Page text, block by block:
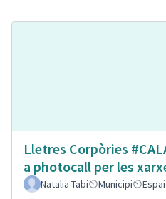
Lletres Corpòries
a photocall per les
Natalia Tabi Municipi